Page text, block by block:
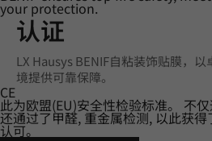
your protection.
认证
LX Hausys BENIF自粘装饰贴膜，
境提供可靠保障。
CE
此为欧盟(EU)安全性检验标准。 不
还通过了甲醛, 重金属检测, 以此获
认可。